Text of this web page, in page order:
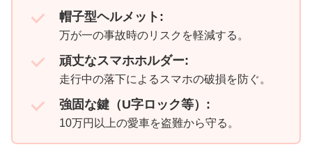
帽子型ヘルメット:
万が一の事故時のリスクを軽減する。
頑丈なスマホホルダー:
走行中の落下によるスマホの破損を防ぐ。
強固な鍵（U字ロック等）:
10万円以上の愛車を盗難から守る。